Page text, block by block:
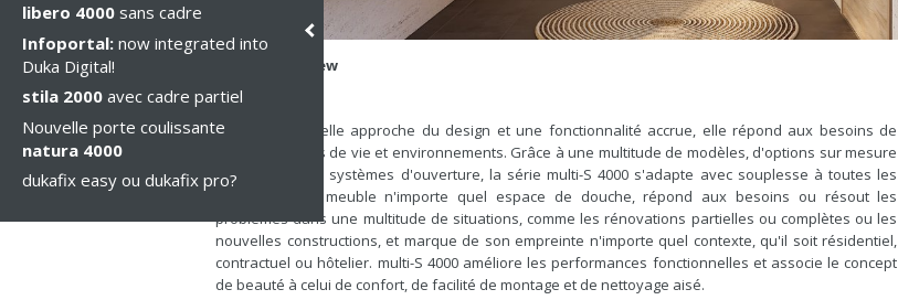
multi-S 4000 new
Avec une nouvelle approche du design et une fonctionnalité accrue, elle répond aux besoins de
différents styles de vie et environnements. Grâce à une multitude de modèles, d'options sur mesure
et de différents systèmes d'ouverture, la série multi-S 4000 s'adapte avec souplesse à toutes les
situations. Elle meuble n'importe quel espace de douche, répond aux besoins ou résout les
problèmes dans une multitude de situations, comme les rénovations partielles ou complètes ou les
nouvelles constructions, et marque de son empreinte n'importe quel contexte, qu'il soit résidentiel,
contractuel ou hôtelier. multi-S 4000 améliore les performances fonctionnelles et associe le concept
de beauté à celui de confort, de facilité de montage et de nettoyage aisé.
libero 4000 sans cadre
Infoportal: now integrated into
Duka Digital!
stila 2000 avec cadre partiel
Nouvelle porte coulissante
natura 4000
dukafix easy ou dukafix pro?